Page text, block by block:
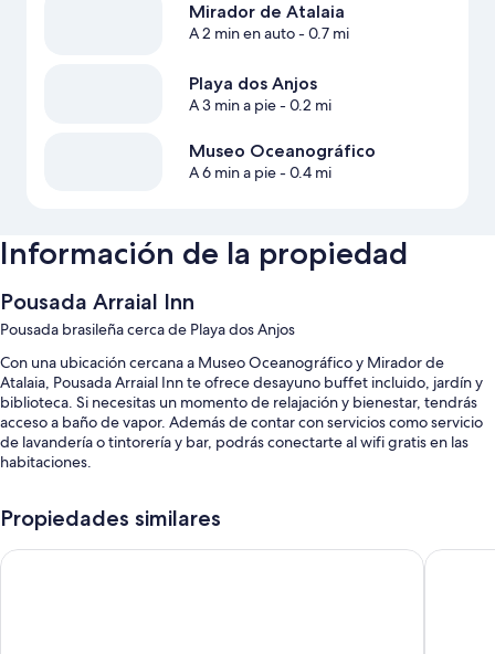
Mirador de Atalaia
A 2 min en auto- 0.7 mi
Playa dos Anjos
A 3 min a pie- 0.2 mi
Museo Oceanográfico
A 6 min a pie- 0.4 mi
Información de la propiedad
Pousada Arraial Inn
Pousada brasileña cerca de Playa dos Anjos
Con una ubicación cercana a Museo Oceanográfico y Mirador de
Atalaia, Pousada Arraial Inn te ofrece desayuno buffet incluido, jardín y
biblioteca. Si necesitas un momento de relajación y bienestar, tendrás
acceso a baño de vapor. Además de contar con servicios como servicio
de lavandería o tintorería y bar, podrás conectarte al wifi gratis en las
habitaciones.
Alberca al aire libre con camastros
Traslado de ida y vuelta al aeropuerto (con cargo), televisión en el
Propiedades similares
Mediterrane Hotel by Castelo Itaipava